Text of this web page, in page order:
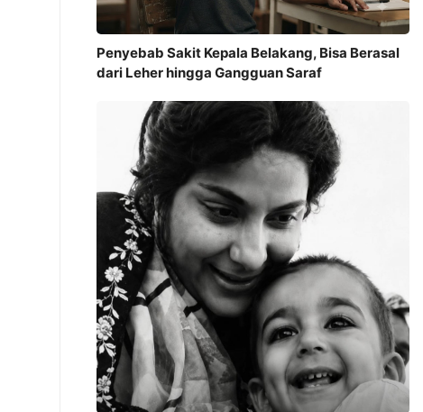
Penyebab Sakit Kepala Belakang, Bisa Berasal
dari Leher hingga Gangguan Saraf